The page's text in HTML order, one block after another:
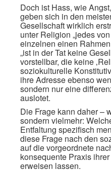
Doch ist Hass, wie
geben sich in den
Gesellschaft wirklich
unter Religion „jedes
einzelnen einen
„ist in der Tat keine
vorstellbar, die keine
soziokulturelle
ihre Adresse ebenso
sondern nur eine
auslotet.
Die Frage kann daher –
sondern vielmehr:
Entfaltung spezifisch
diese Frage nach den
auf die vorgeordnete
konsequente Praxis
erweisen lassen.